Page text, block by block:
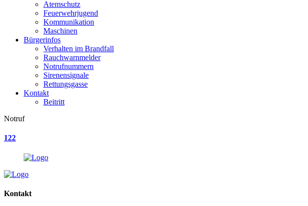
Atemschutz
Feuerwehrjugend
Kommunikation
Maschinen
Bürgerinfos
Verhalten im Brandfall
Rauchwarnmelder
Notrufnummern
Sirenensignale
Rettungsgasse
Kontakt
Beitritt
Notruf
122
Kontakt